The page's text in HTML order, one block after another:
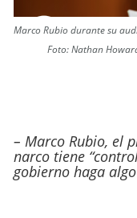
Marco Rubio
Foto: Nathan Howard
– Marco Rubio, el
narco tiene
gobierno haga algo